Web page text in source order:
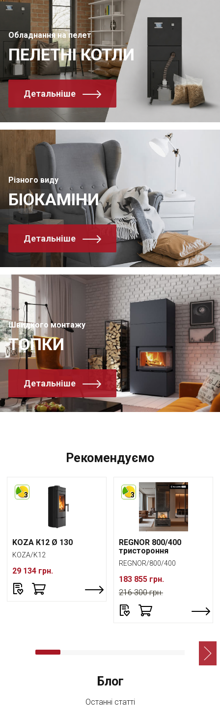
Обладнання на пелет
ПЕЛЕТНІ КОТЛИ
Детальніше
Різного виду
БІОКАМІНИ
Детальніше
Швидкого монтажу
ТОПКИ
Детальніше
Рекомендуємо
3
KOZA К12 Ø 130
KOZA/K12
29 134 грн.
3
REGNOR 800/400
тристороння
REGNOR/800/400
183 855 грн.
216 300 грн.
Блог
Останні статті